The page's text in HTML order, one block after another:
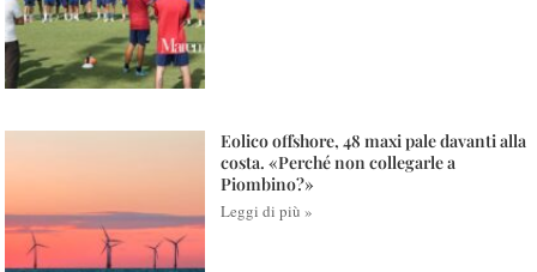
Eolico offshore, 48 maxi pale davanti alla
costa. «Perché non collegarle a
Piombino?»
Leggi di più »